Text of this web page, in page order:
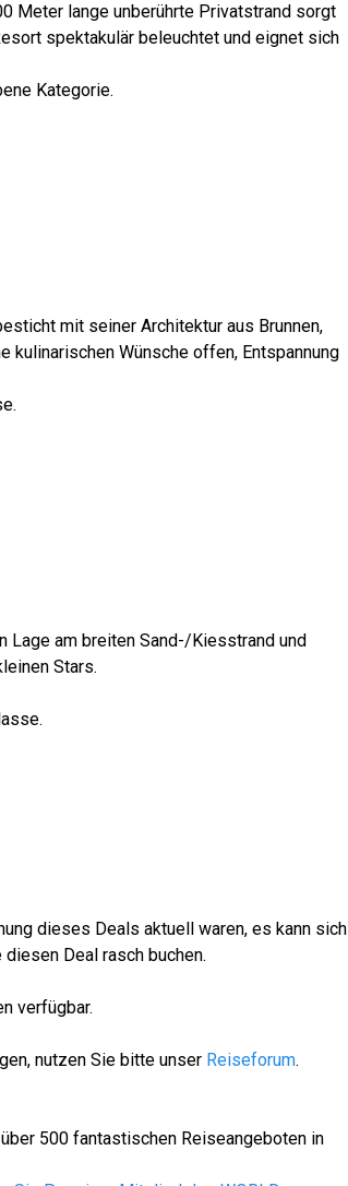
Meter lange unberührte Privatstrand sorgt
spektakulär beleuchtet und eignet sich
Kategorie.
mit seiner Architektur aus Brunnen,
kulinarischen Wünsche offen, Entspannung
Lage am breiten Sand-/Kiesstrand und
Stars.
dieses Deals aktuell waren, es kann sich
Deal rasch buchen.
verfügbar.
nutzen Sie bitte unser Reiseforum.
500 fantastischen Reiseangeboten in